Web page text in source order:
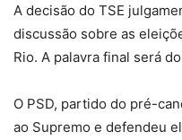
A decisão do TSE
discussão sobre as
Rio. A palavra final será
O PSD, partido do pré-
ao Supremo e defendeu